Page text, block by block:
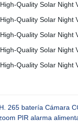
265 batería Cámara
PIR alarma